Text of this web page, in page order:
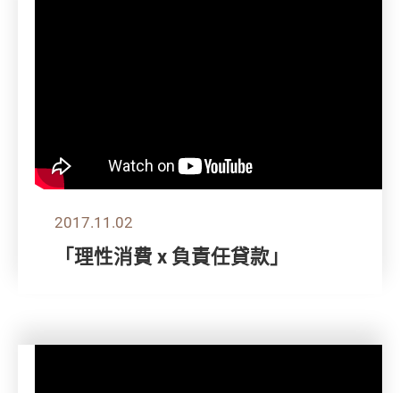
2017.11.02
「理性消費 x 負責任貸款」